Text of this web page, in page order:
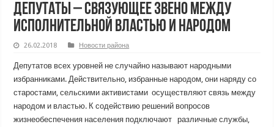
Депутаты – связующее звено между
исполнительной властью и народом
26.02.2018 Новости района
Депутатов всех уровней не случайно называют народными
избранниками. Действительно, избранные народом, они наряду со
старостами, сельскими активистами осуществляют связь между
народом и властью. К содействию решений вопросов
жизнеобеспечения населения подключают различные службы,